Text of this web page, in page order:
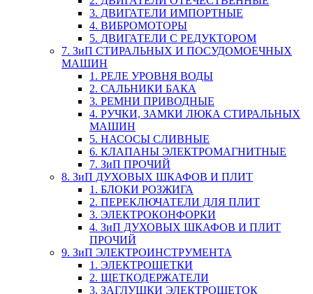
3. ДВИГАТЕЛИ ИМПОРТНЫЕ
4. ВИБРОМОТОРЫ
5. ДВИГАТЕЛИ С РЕДУКТОРОМ
7. ЗиП СТИРАЛЬНЫХ И ПОСУДОМОЕЧНЫХ
МАШИН
1. РЕЛЕ УРОВНЯ ВОДЫ
2. САЛЬНИКИ БАКА
3. РЕМНИ ПРИВОДНЫЕ
4. РУЧКИ, ЗАМКИ ЛЮКА СТИРАЛЬНЫХ
МАШИН
5. НАСОСЫ СЛИВНЫЕ
6. КЛАПАНЫ ЭЛЕКТРОМАГНИТНЫЕ
7. ЗиП ПРОЧИЙ
8. ЗиП ДУХОВЫХ ШКАФОВ И ПЛИТ
1. БЛОКИ РОЗЖИГА
2. ПЕРЕКЛЮЧАТЕЛИ ДЛЯ ПЛИТ
3. ЭЛЕКТРОКОНФОРКИ
4. ЗиП ДУХОВЫХ ШКАФОВ И ПЛИТ
ПРОЧИЙ
9. ЗиП ЭЛЕКТРОИНСТРУМЕНТА
1. ЭЛЕКТРОЩЕТКИ
2. ЩЕТКОДЕРЖАТЕЛИ
3. ЗАГЛУШКИ ЭЛЕКТРОЩЕТОК